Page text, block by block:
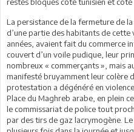
La persistance de la fermeture de
d’une partie des habitants de cette
années, avaient fait du commerce
couvert d’un voile pudique, leur
nombreux « commerçants », mais
manifesté bruyamment leur colère
protestation a dégénéré en
Place du Maghreb arabe, en plein
le commissariat de police tout
par des tirs de gaz lacrymogène.